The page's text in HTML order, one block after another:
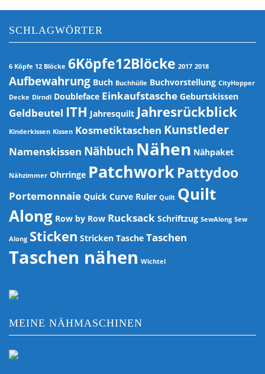
SCHLAGWÖRTER
6 Köpfe 12 Blöcke 6Köpfe12Blöcke 2017 2018
Aufbewahrung Buch Buchhülle Buchvorstellung CityHopper
Decke Dirndl Doubleface Einkaufstasche Geburtskissen
Geldbeutel ITH Jahresquilt Jahresrückblick
Kinderkissen Kissen Kosmetiktaschen Kunstleder
Namenskissen Nähbuch Nähen Nähpaket
Nähzimmer Ohrringe PatchworkPattydoo
Portemonnaie Quick Curve Ruler Quilt Quilt
Along Row by Row Rucksack Schriftzug SewAlong Sew
Along Sticken Stricken Tasche Taschen
Taschen nähen Wichtel
MEINE NÄHMASCHINEN